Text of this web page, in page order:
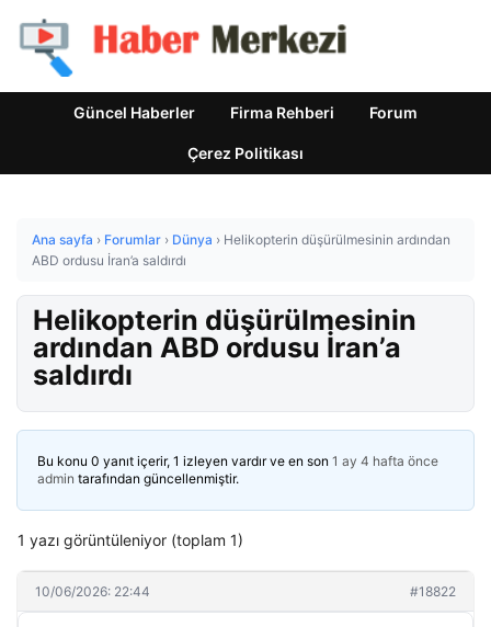
Güncel Haberler Firma Rehberi Forum
Çerez Politikası
Ana sayfa › Forumlar › Dünya › Helikopterin düşürülmesinin ardından
ABD ordusu İran’a saldırdı
Helikopterin düşürülmesinin
ardından ABD ordusu İran’a
saldırdı
Bu konu 0 yanıt içerir, 1 izleyen vardır ve en son 1 ay 4 hafta önce
admin tarafından güncellenmiştir.
1 yazı görüntüleniyor (toplam 1)
10/06/2026: 22:44 #18822